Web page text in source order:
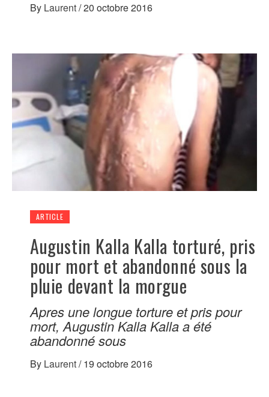
By Laurent/20 octobre 2016
ARTICLE
Augustin Kalla Kalla torturé, pris
pour mort et abandonné sous la
pluie devant la morgue
Apres une longue torture et pris pour
mort, Augustin Kalla Kalla a été
abandonné sous
By Laurent/ 19 octobre 2016